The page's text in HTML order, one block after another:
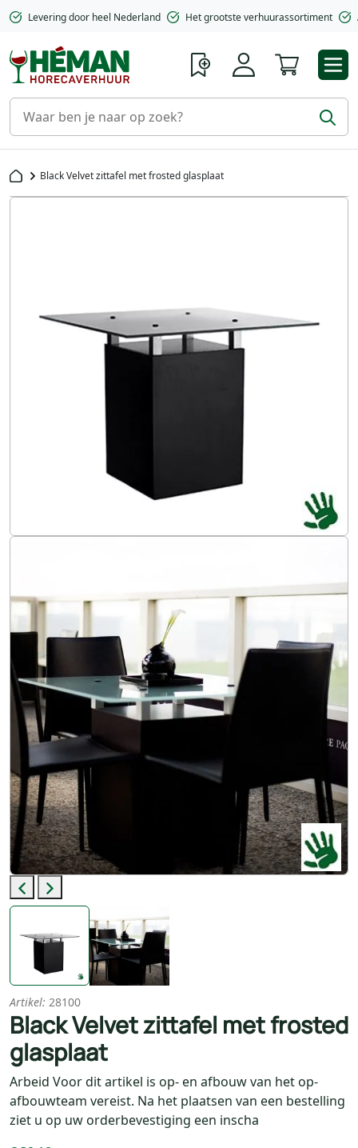
Levering door heel Nederland Het grootste verhuurassortiment
Black Velvet zittafel met frosted glasplaat
Previous
Next
Artikel: 28100
Black Velvet zittafel met frosted
glasplaat
Arbeid Voor dit artikel is op- en afbouw van het op-
afbouwteam vereist. Na het plaatsen van een bestelling
ziet u op uw orderbevestiging een inscha